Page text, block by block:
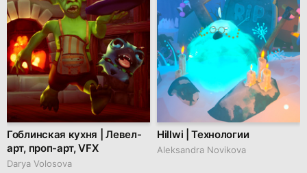
Гоблинская кухня | Левел-
арт, проп-арт, VFX
Darya Volosova
Hillwi | Технологии
Aleksandra Novikova